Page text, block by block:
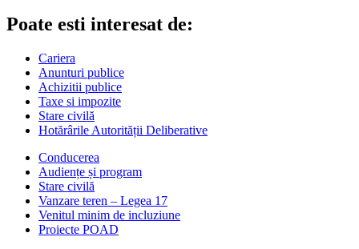
Poate esti interesat de:
Cariera
Anunturi publice
Achizitii publice
Taxe si impozite
Stare civilă
Hotărârile Autorității Deliberative
Conducerea
Audiențe și program
Stare civilă
Vanzare teren – Legea 17
Venitul minim de incluziune
Proiecte POAD